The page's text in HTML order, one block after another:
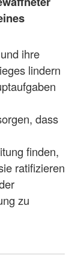
ihre
lindern
dass
finden,
ratifizieren
zu